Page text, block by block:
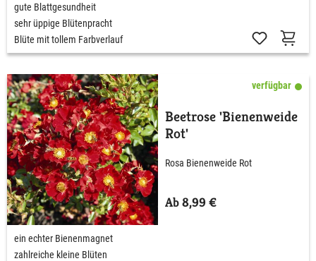
gute Blattgesundheit
sehr üppige Blütenpracht
Blüte mit tollem Farbverlauf
verfügbar
Beetrose 'Bienenweide
Rot'
Rosa Bienenweide Rot
Ab 8,99 €
ein echter Bienenmagnet
zahlreiche kleine Blüten